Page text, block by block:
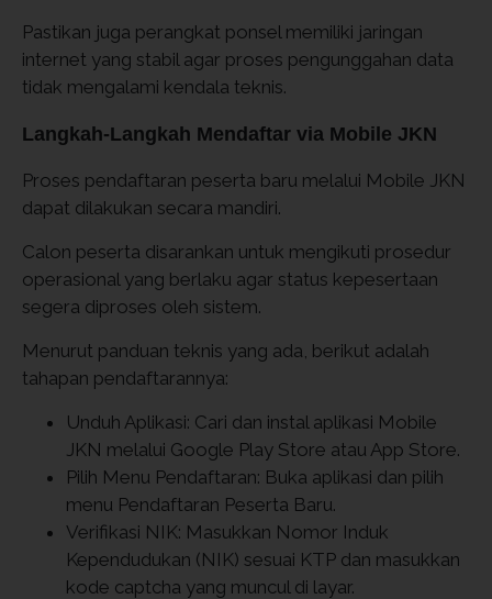
Pastikan juga perangkat ponsel memiliki jaringan
internet yang stabil agar proses pengunggahan data
tidak mengalami kendala teknis.
Langkah-Langkah Mendaftar via Mobile JKN
Proses pendaftaran peserta baru melalui Mobile JKN
dapat dilakukan secara mandiri.
Calon peserta disarankan untuk mengikuti prosedur
operasional yang berlaku agar status kepesertaan
segera diproses oleh sistem.
Menurut panduan teknis yang ada, berikut adalah
tahapan pendaftarannya:
Unduh Aplikasi: Cari dan instal aplikasi Mobile
JKN melalui Google Play Store atau App Store.
Pilih Menu Pendaftaran: Buka aplikasi dan pilih
menu Pendaftaran Peserta Baru.
Verifikasi NIK: Masukkan Nomor Induk
Kependudukan (NIK) sesuai KTP dan masukkan
kode captcha yang muncul di layar.